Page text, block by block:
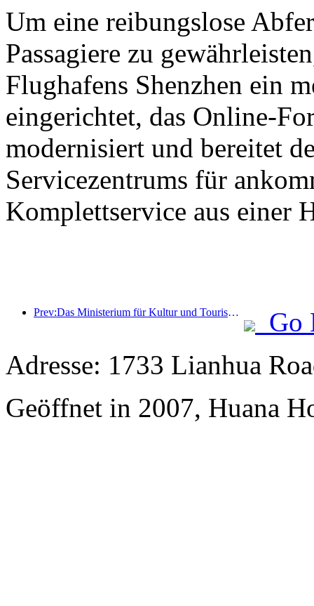
Um eine reibungslose
Passagiere zu
Flughafens Shenzhen ein
eingerichtet, das Online-
modernisiert und bereitet
Servicezentrums für
Komplettservice aus einer
Prev:Das Ministerium für Kultur und Tourismus berichtete, dass im Jahr 2025 16.994 Sehenswürdigkeiten der Kategorie A 7,51 Milliarden Besucher empfangen und Tourismuseinnahmen in Höhe von 554,49 Milliarden Yuan generiert haben.
Go
Adresse: 1733 Lianhua
Geöffnet in 2007, Huana